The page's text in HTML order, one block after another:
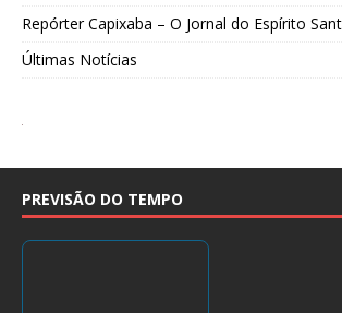
Repórter Capixaba – O Jornal do Espírito
Últimas Notícias
PREVISÃO DO TEMPO